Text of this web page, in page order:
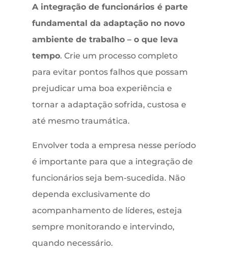
A integração de funcionários é parte
fundamental da adaptação no novo
ambiente de trabalho – o que leva
tempo. Crie um processo completo
para evitar pontos falhos que possam
prejudicar uma boa experiência e
tornar a adaptação sofrida, custosa e
até mesmo traumática.
Envolver toda a empresa nesse período
é importante para que a integração de
funcionários seja bem-sucedida. Não
dependa exclusivamente do
acompanhamento de líderes, esteja
sempre monitorando e intervindo,
quando necessário.